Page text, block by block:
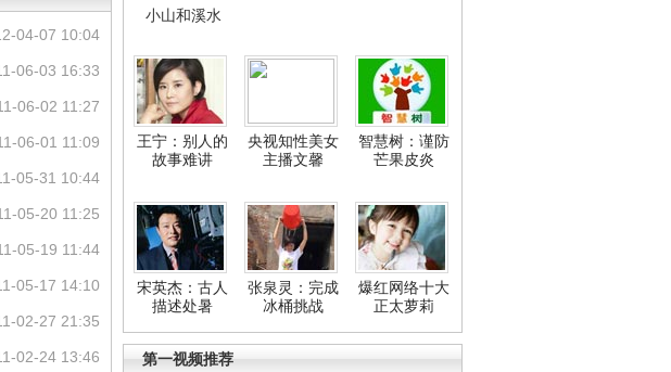
小山和溪水
王宁：别人的
故事难讲
央视知性美女
主播文馨
智慧树：谨防
芒果皮炎
宋英杰：古人
描述处暑
张泉灵：完成
冰桶挑战
爆红网络十大
正太萝莉
第一视频推荐
04-07 10:04
06-03 16:33
06-02 11:27
06-01 11:09
05-31 10:44
05-20 11:25
05-19 11:44
05-17 14:10
02-27 21:35
02-24 13:46